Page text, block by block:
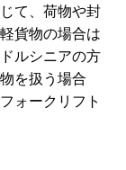
て、荷物や封
貨物の場合は
ルシニアの方
を扱う場合
ォークリフト